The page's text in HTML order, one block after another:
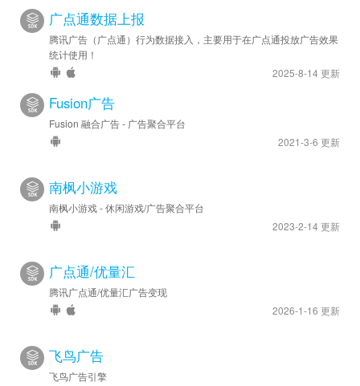
广点通数据上报
腾讯广告（广点通）行为数据接入，主要用于在广点通投放广告效果
统计使用！
2025-8-14 更新
Fusion广告
Fusion 融合广告 - 广告聚合平台
2021-3-6 更新
南枫小游戏
南枫小游戏 - 休闲游戏/广告聚合平台
2023-2-14 更新
广点通/优量汇
腾讯广点通/优量汇广告变现
2026-1-16 更新
飞鸟广告
飞鸟广告引擎